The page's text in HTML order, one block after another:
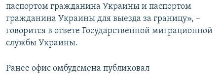
паспортом гражданина Украины и паспортом
гражданина Украины для выезда за границу», –
говорится в ответе Государственной миграционной
службы Украины.
Ранее офис омбудсмена публиковал